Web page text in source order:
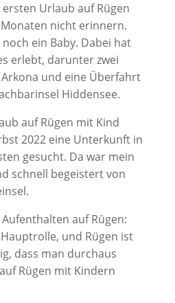
Urlaub auf Rügen
nicht erinnern.
ein Baby. Dabei hat
erlebt, darunter zwei
und eine Überfahrt
Hiddensee.
auf Rügen mit Kind
2022 eine Unterkunft in
gesucht. Da war mein
schnell begeistert von
auf Rügen:
und Rügen ist
dass man durchaus
Rügen mit Kindern